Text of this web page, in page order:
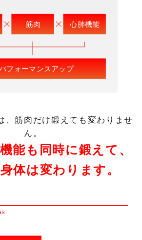
、筋肉だけ鍛えても変わりませ
ん。
能も同時に鍛えて、
体は変わります。
S